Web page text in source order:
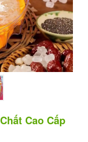
Cao Cấp